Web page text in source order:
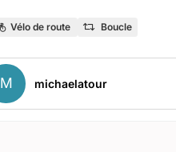
Vélo de route Boucle
M michaelatour